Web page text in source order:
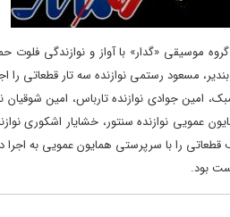
موسیقی «گدار» با آواز و نوازندگی فلوت
مسعود رستمی نوازنده سه تار قطعاتی را
جوادی نوازنده تارباس، امین شوقیان
نوازنده سنتور، خشایار اشکوری
قطعاتی را با سرپرستی همایون عمویی به اجرا
بود.